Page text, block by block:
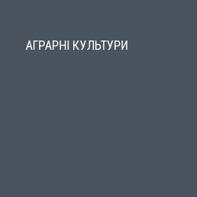
АГРАРНІ КУЛЬТУРИ